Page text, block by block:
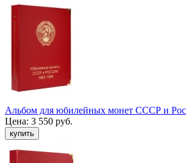
Альбом для юбилейных монет СССР и
Цена: 3 550 руб.